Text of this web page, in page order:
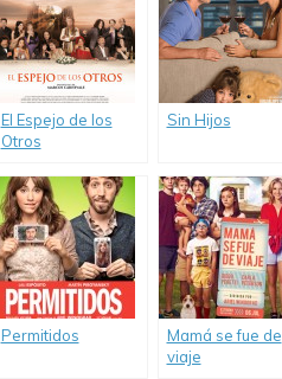
El Espejo de los
Otros
Sin Hijos
Permitidos
Mamá se fue de
viaje